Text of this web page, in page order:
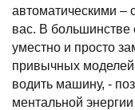
автоматическими
вас. В большинстве
уместно и просто
привычных моделей
водить машину, -
ментальной